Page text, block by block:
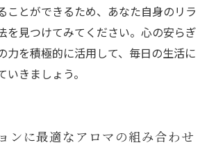
ことができるため、あなた自身のリラ
を見つけてみてください。心の安らぎ
力を積極的に活用して、毎日の生活に
きましょう。
ンに最適なアロマの組み合わせ